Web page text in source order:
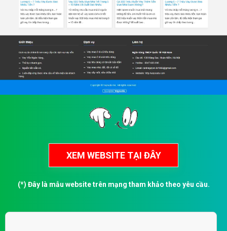
(*) Đây là mẫu website trên mạng tham khảo theo yêu cầu.